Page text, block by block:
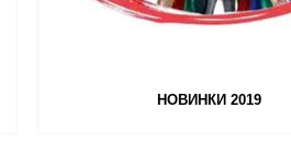
НОВИНКИ 2019